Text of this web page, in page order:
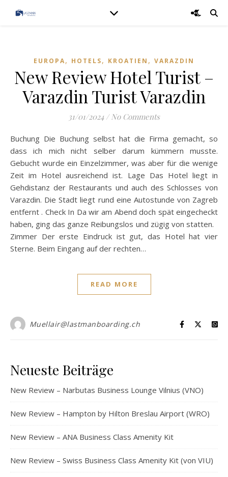
EUROPA, HOTELS, KROATIEN , VARAZDIN
New Review Hotel Turist –
Varazdin Turist Varazdin
31/01/2024 / No Comments
Buchung Die Buchung selbst hat die Firma gemacht, so
dass ich mich nicht selber darum kümmern musste.
Gebucht wurde ein Einzelzimmer, was aber für die wenige
Zeit im Hotel ausreichend ist. Lage Das Hotel liegt in
Gehdistanz der Restaurants und auch des Schlosses von
Varazdin. Die Stadt liegt rund eine Autostunde von Zagreb
entfernt . Check In Da wir am Abend doch spät eingecheckt
haben, ging das ganze Reibungslos und zügig von statten.
Zimmer Der erste Eindruck ist gut, das Hotel hat vier
Sterne. Beim Eingang auf der rechten…
READ MORE
Muellair@lastmanboarding.ch
Neueste Beiträge
New Review – Narbutas Business Lounge Vilnius (VNO)
New Review – Hampton by Hilton Breslau Airport (WRO)
New Review – ANA Business Class Amenity Kit
New Review – Swiss Business Class Amenity Kit (von VIU)